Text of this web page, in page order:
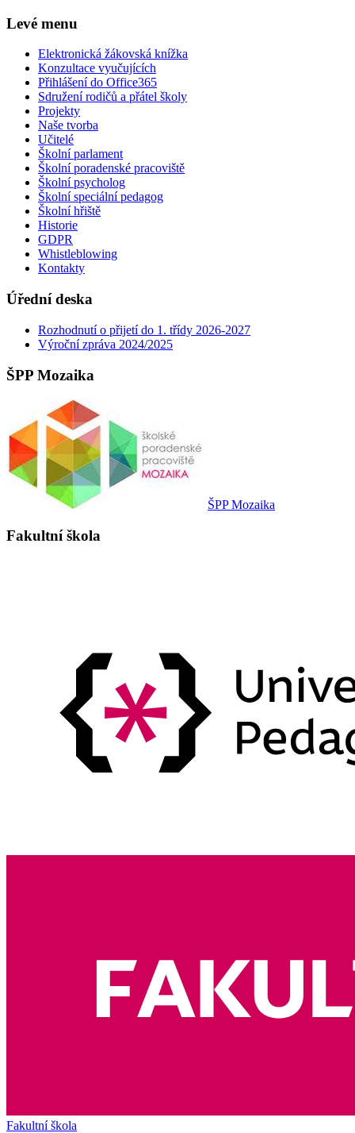
Levé menu
Elektronická žákovská knížka
Konzultace vyučujících
Přihlášení do Office365
Sdružení rodičů a přátel školy
Projekty
Naše tvorba
Učitelé
Školní parlament
Školní poradenské pracoviště
Školní psycholog
Školní speciální pedagog
Školní hřiště
Historie
GDPR
Whistleblowing
Kontakty
Úřední deska
Rozhodnutí o přijetí do 1. třídy 2026-2027
Výroční zpráva 2024/2025
ŠPP Mozaika
ŠPP Mozaika
Fakultní škola
Fakultní škola